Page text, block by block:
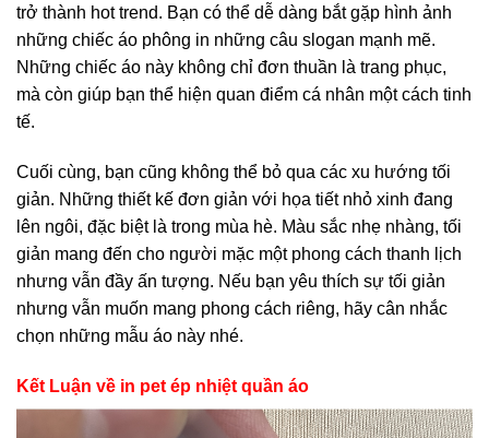
trở thành hot trend. Bạn có thể dễ dàng bắt gặp hình ảnh
những chiếc áo phông in những câu slogan mạnh mẽ.
Những chiếc áo này không chỉ đơn thuần là trang phục,
mà còn giúp bạn thể hiện quan điểm cá nhân một cách tinh
tế.
Cuối cùng, bạn cũng không thể bỏ qua các xu hướng tối
giản. Những thiết kế đơn giản với họa tiết nhỏ xinh đang
lên ngôi, đặc biệt là trong mùa hè. Màu sắc nhẹ nhàng, tối
giản mang đến cho người mặc một phong cách thanh lịch
nhưng vẫn đầy ấn tượng. Nếu bạn yêu thích sự tối giản
nhưng vẫn muốn mang phong cách riêng, hãy cân nhắc
chọn những mẫu áo này nhé.
Kết Luận về in pet ép nhiệt quần áo